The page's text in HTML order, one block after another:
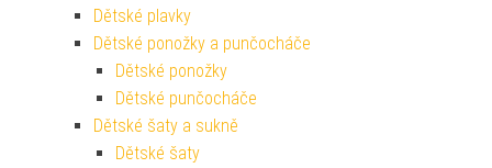
Dětské plavky
Dětské ponožky a punčocháče
Dětské ponožky
Dětské punčocháče
Dětské šaty a sukně
Dětské šaty